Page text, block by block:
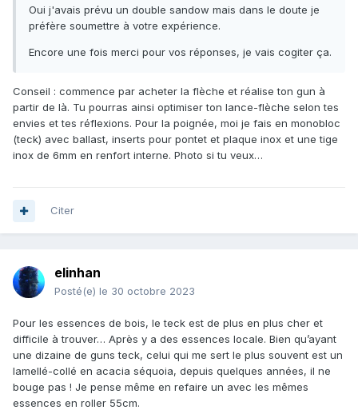
Oui j'avais prévu un double sandow mais dans le doute je
préfère soumettre à votre expérience.
Encore une fois merci pour vos réponses, je vais cogiter ça.
Conseil : commence par acheter la flèche et réalise ton gun à
partir de là. Tu pourras ainsi optimiser ton lance-flèche selon tes
envies et tes réflexions. Pour la poignée, moi je fais en monobloc
(teck) avec ballast, inserts pour pontet et plaque inox et une tige
inox de 6mm en renfort interne. Photo si tu veux…
Citer
elinhan
Posté(e) le 30 octobre 2023
Pour les essences de bois, le teck est de plus en plus cher et
difficile à trouver… Après y a des essences locale. Bien qu’ayant
une dizaine de guns teck, celui qui me sert le plus souvent est un
lamellé-collé en acacia séquoia, depuis quelques années, il ne
bouge pas ! Je pense même en refaire un avec les mêmes
essences en roller 55cm.